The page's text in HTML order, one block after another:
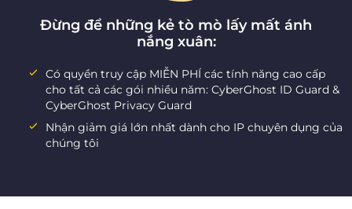
Đừng để những kẻ tò mò lấy mất ánh
nắng xuân:
Có quyền truy cập MIỄN PHÍ các tính năng cao cấp
cho tất cả các gói nhiều năm: CyberGhost ID Guard &
CyberGhost Privacy Guard
Nhận giảm giá lớn nhất dành cho IP chuyên dụng của
chúng tôi